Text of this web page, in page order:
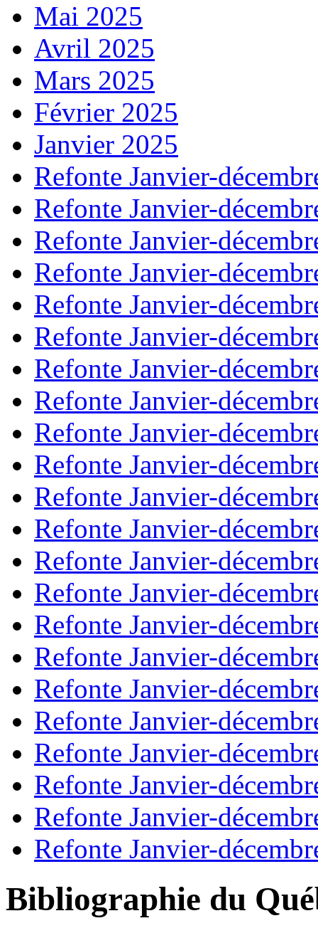
Mai 2025
Avril 2025
Mars 2025
Février 2025
Janvier 2025
Refonte Janvier-
Refonte Janvier-
Refonte Janvier-
Refonte Janvier-
Refonte Janvier-
Refonte Janvier-
Refonte Janvier-
Refonte Janvier-
Refonte Janvier-
Refonte Janvier-
Refonte Janvier-
Refonte Janvier-
Refonte Janvier-
Refonte Janvier-
Refonte Janvier-
Refonte Janvier-
Refonte Janvier-
Refonte Janvier-
Refonte Janvier-
Refonte Janvier-
Refonte Janvier-
Refonte Janvier-
Bibliographie du